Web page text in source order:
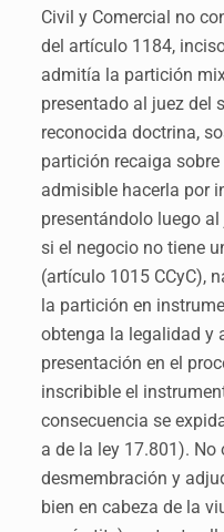
Civil y Comercial no
del artículo 1184,
admitía la partición
presentado al juez del
reconocida doctrina,
partición recaiga
admisible hacerla por
presentándolo luego
si el negocio no tiene
(artículo 1015 CCyC),
la partición en
obtenga la legalidad y
presentación en el
inscribible el
consecuencia se
a de la ley 17.801). No
desmembración y
bien en cabeza de la